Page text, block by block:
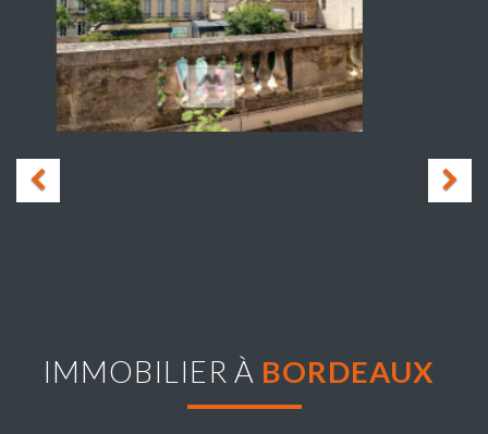
IMMOBILIER À BORDEAUX